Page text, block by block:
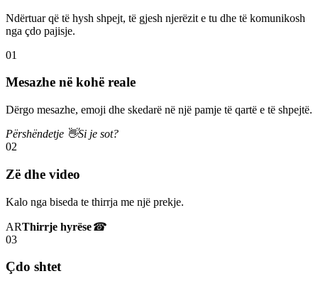
Ndërtuar që të hysh shpejt, të gjesh njerëzit e tu dhe të komunikosh
nga çdo pajisje.
01
Mesazhe në kohë reale
Dërgo mesazhe, emoji dhe skedarë në një pamje të qartë e të shpejtë.
Përshëndetje 👋Si je sot?
02
Zë dhe video
Kalo nga biseda te thirrja me një prekje.
ARThirrje hyrëse☎
03
Çdo shtet